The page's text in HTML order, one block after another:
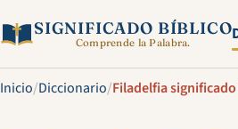
SIGNIFICADO BÍBLICO
Comprende la Palabra.
Inicio/Diccionario/Filadelfia